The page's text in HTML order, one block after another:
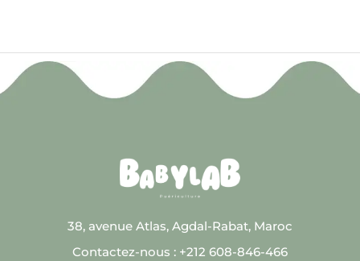
38, avenue Atlas, Agdal-Rabat, Maroc
Contactez-nous : +212 608-846-466